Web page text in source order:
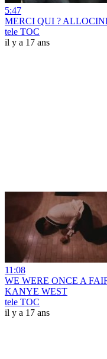
5:47
MERCI QUI ?
tele TOC
il y a 17 ans
11:08
WE WERE ONCE A
KANYE WEST
tele TOC
il y a 17 ans